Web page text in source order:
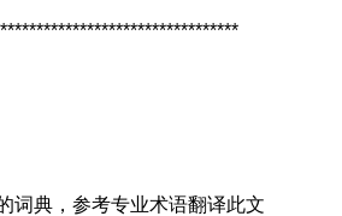
词典，参考专业术语翻译此文